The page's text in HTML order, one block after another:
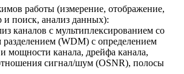
работы (измерение, отображение,
и поиск, анализ данных):
каналов с мультиплексированием со
разделением (WDM) с определением
мощности канала, дрейфа канала,
сигнал/шум (OSNR), полосы